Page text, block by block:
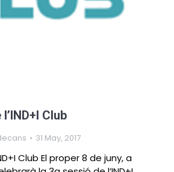
Club
31 May, 2017
Club El proper 8 de juny, a